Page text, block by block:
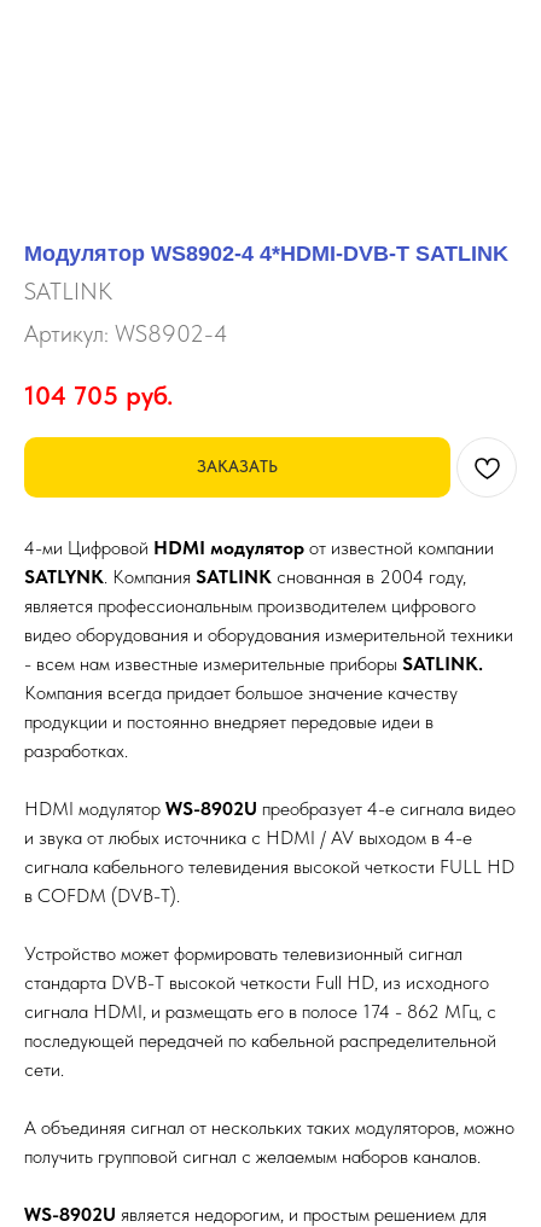
Модулятор WS8902-4 4*HDMI-DVB-T SATLINK
SATLINK
Артикул: WS8902-4
104 705 руб.
ЗАКАЗАТЬ
4-ми Цифровой HDMI модулятор от известной компании
SATLYNK . Компания SATLINK снованная в 2004 году,
является профессиональным производителем цифрового
видео оборудования и оборудования измерительной техники
- всем нам известные измерительные приборы SATLINK.
Компания всегда придает большое значение качеству
продукции и постоянно внедряет передовые идеи в
разработках.
HDMI модулятор WS-8902U преобразует 4-е сигнала видео
и звука от любых источника с HDMI / AV выходом в 4-е
сигнала кабельного телевидения высокой четкости FULL HD
в COFDM (DVB-T).
Устройство может формировать телевизионный сигнал
стандарта DVB-T высокой четкости Full HD, из исходного
сигнала HDMI, и размещать его в полосе 174 - 862 МГц, с
последующей передачей по кабельной распределительной
сети.
А объединяя сигнал от нескольких таких модуляторов, можно
получить групповой сигнал с желаемым наборов каналов.
WS-8902U является недорогим, и простым решением для